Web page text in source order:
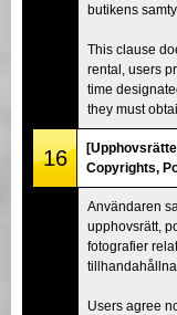
butikens
This clause
rental, users
time
they must
16
Copyrights,
Användaren
upphovsrätt,
fotografier
tillhandahållna
Users agree